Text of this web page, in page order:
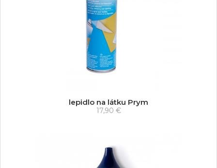
lepidlo na látku Prym
17,90 €